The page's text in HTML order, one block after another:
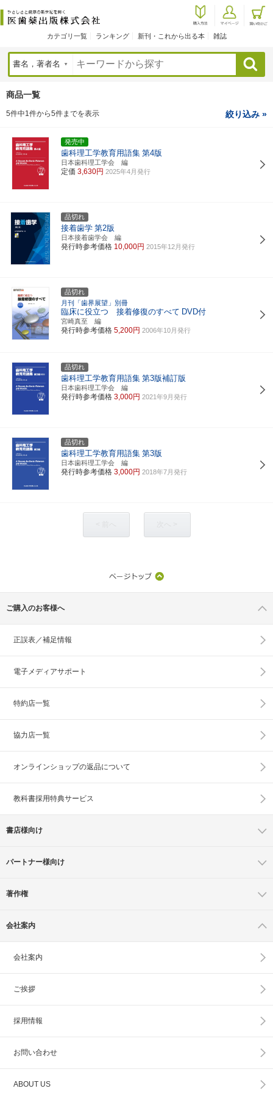
カテゴリ一覧 ランキング 新刊・これから出る本 雑誌
検索
商品一覧
5件中1件から5件までを表示 絞り込み »
発売中
歯科理工学教育用語集 第4版
日本歯科理工学会 編
定価 3,630円 2025年4月発行
品切れ
接着歯学 第2版
日本接着歯学会 編
発行時参考価格 10,000円 2015年12月発行
品切れ
月刊「歯界展望」別冊
臨床に役立つ 接着修復のすべて DVD付
宮崎真至 編
発行時参考価格 5,200円 2006年10月発行
品切れ
歯科理工学教育用語集 第3版補訂版
日本歯科理工学会 編
発行時参考価格 3,000円 2021年9月発行
品切れ
歯科理工学教育用語集 第3版
日本歯科理工学会 編
発行時参考価格 3,000円 2018年7月発行
ご購入のお客様へ
正誤表／補足情報
電子メディアサポート
特約店一覧
協力店一覧
オンラインショップの返品について
教科書採用特典サービス
書店様向け
パートナー様向け
著作権
会社案内
会社案内
ご挨拶
採用情報
お問い合わせ
ABOUT US